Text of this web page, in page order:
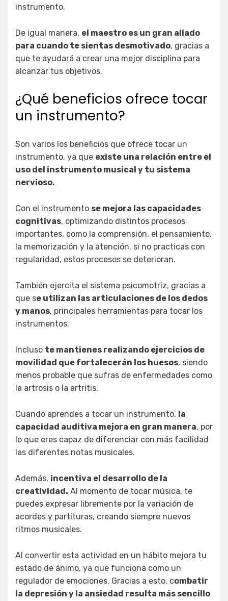
instrumento.
De igual manera, el maestro es un gran aliado
para cuando te sientas desmotivado, gracias a
que te ayudará a crear una mejor disciplina para
alcanzar tus objetivos.
¿Qué beneficios ofrece tocar
un instrumento?
Son varios los beneficios que ofrece tocar un
instrumento, ya que existe una relación entre el
uso del instrumento musical y tu sistema
nervioso.
Con el instrumento se mejora las capacidades
cognitivas, optimizando distintos procesos
importantes, como la comprensión, el pensamiento,
la memorización y la atención. si no practicas con
regularidad, estos procesos se deterioran.
También ejercita el sistema psicomotriz, gracias a
que se utilizan las articulaciones de los dedos
y manos, principales herramientas para tocar los
instrumentos.
Incluso te mantienes realizando ejercicios de
movilidad que fortalecerán los huesos, siendo
menos probable que sufras de enfermedades como
la artrosis o la artritis.
Cuando aprendes a tocar un instrumento, la
capacidad auditiva mejora en gran manera, por
lo que eres capaz de diferenciar con más facilidad
las diferentes notas musicales.
Además, incentiva el desarrollo de la
creatividad. Al momento de tocar música, te
puedes expresar libremente por la variación de
acordes y partituras, creando siempre nuevos
ritmos musicales.
Al convertir esta actividad en un hábito mejora tu
estado de ánimo, ya que funciona como un
regulador de emociones. Gracias a esto, combatir
la depresión y la ansiedad resulta más sencillo